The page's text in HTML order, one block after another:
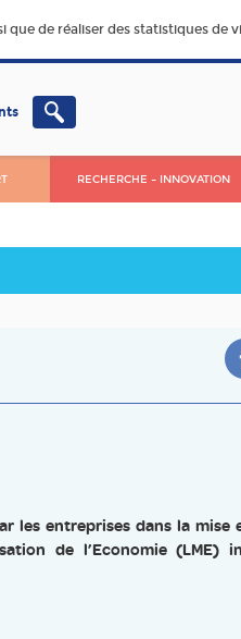
de réaliser des statistiques de
RECHERCHE – INNOVATION
les entreprises dans la
de l’Economie (LME)